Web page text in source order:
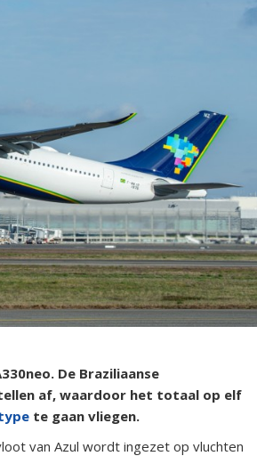
De Braziliaanse
af, waardoor het totaal op elf
te gaan vliegen.
van Azul wordt ingezet op vluchten